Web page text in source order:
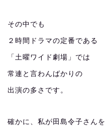
その中でも
２時間ドラマの定番である
「土曜ワイド劇場」では
常連と言わんばかりの
出演の多さです。
確かに、私が田島令子さんを